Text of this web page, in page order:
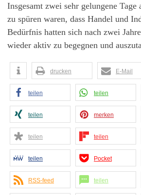
Insgesamt zwei sehr gelungene Tage
zu spüren waren, dass Handel und
Bedürfnis hatten sich nach zwei
wieder aktiv zu begegnen und
drucken E-Mail
teilen teilen
teilen merken
teilen teilen
teilen Pocket
RSS-feed teilen